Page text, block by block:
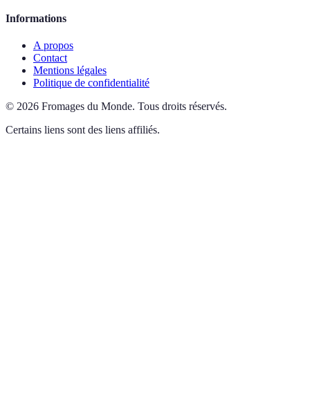
Informations
A propos
Contact
Mentions légales
Politique de confidentialité
© 2026 Fromages du Monde. Tous droits réservés.
Certains liens sont des liens affiliés.